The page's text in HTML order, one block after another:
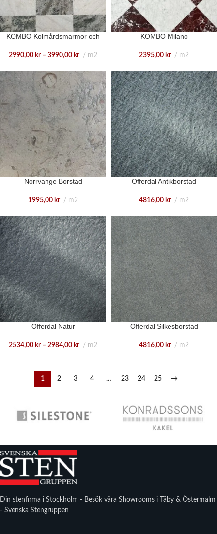
KOMBO Kolmårdsmarmor och
2990,00 kr – 3990,00 kr m2
KOMBO Milano
2395,00 kr m2
Norrvange Borstad
1995,00 kr m2
Offerdal Antikborstad
4816,00 kr m2
Offerdal Natur
2534,00 kr – 2984,00 kr m2
Offerdal Silkesborstad
4816,00 kr m2
1 2 3 4 … 23 24 25 →
Din stenfirma i Stockholm - Besök våra Showrooms i Täby & Östermalm
- Svenska Stengruppen